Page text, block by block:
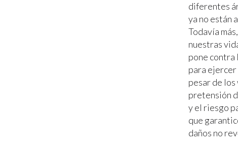
diferentes
ya no están
Todavía
nuestras
pone contra
para ejercer
pesar de
pretensión
y el riesgo
que
daños no